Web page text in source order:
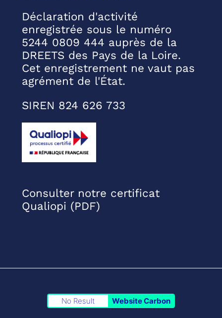
Déclaration d'activité
enregistrée sous le numéro
5244 0809 444 auprès de la
DREETS des Pays de la Loire.
Cet enregistrement ne vaut pas
agrément de l'État.
SIREN 824 626 733
Consulter notre certificat
Qualiopi (PDF)
No Result Website Carbon